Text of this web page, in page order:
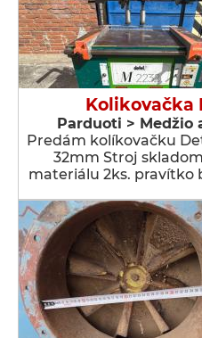
Kolikovačka
Parduoti > Medžio
Predám kolíkovačku
32mm Stroj
materiálu 2ks. pravítko